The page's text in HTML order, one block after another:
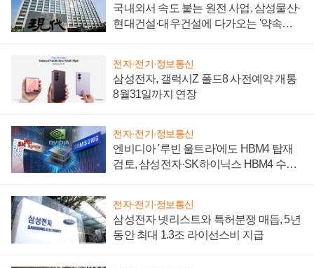
국내외서 속도 붙는 원전 사업, 삼성물산·
현대건설·대우건설에 다가오는 '약속의
전자·전기·정보통신
삼성전자, 갤럭시Z 폴드8 사전예약 개통
8월31일까지 연장
전자·전기·정보통신
엔비디아 '루빈 울트라'에도 HBM4 탑재
검토, 삼성전자·SK하이닉스 HBM4 수율
전자·전기·정보통신
삼성전자 넷리스트와 특허분쟁 매듭, 5년
동안 최대 1.3조 라이선스비 지급